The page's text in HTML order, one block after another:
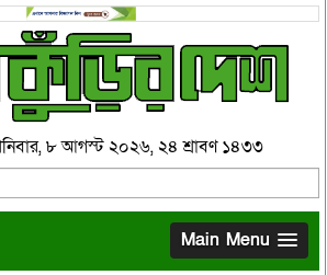
৮ আগস্ট ২০২৬, ২৪ শ্রাবণ ১৪৩৩
Main Menu